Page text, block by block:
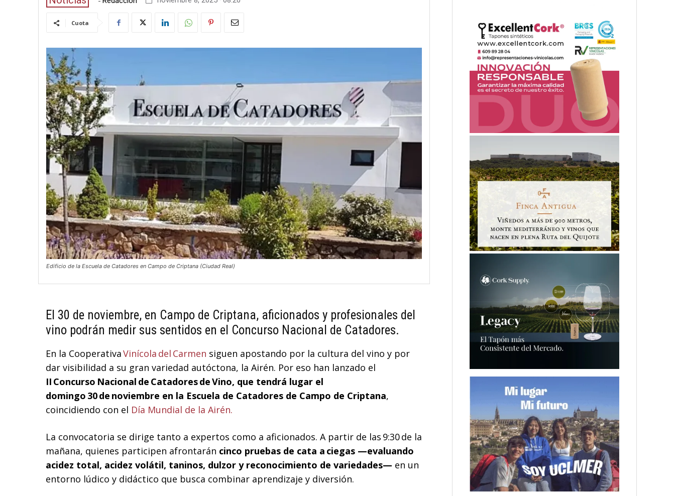
Cuota
Edificio de la Escuela de Catadores en Campo de Criptana (Ciudad Real)
El 30 de noviembre, en Campo de Criptana, aficionados y profesionales del
vino podrán medir sus sentidos en el Concurso Nacional de Catadores.
En la CooperativaVinícola del Carmen siguen apostando por la cultura del vino y por
dar visibilidad a su gran variedad autóctona, la Airén. Por eso han lanzado el
II Concurso Nacional de Catadores de Vino, que tendrá lugar el
domingo 30 de noviembre en la Escuela de Catadores de Campo de Criptana,
coincidiendo con el Día Mundial de la Airén.
La convocatoria se dirige tanto a expertos como a aficionados. A partir de las 9:30 de la
mañana, quienes participen afrontarán cinco pruebas de cata a ciegas —evaluando
acidez total, acidez volátil, taninos, dulzor y reconocimiento de variedades— en un
entorno lúdico y didáctico que busca combinar aprendizaje y diversión.